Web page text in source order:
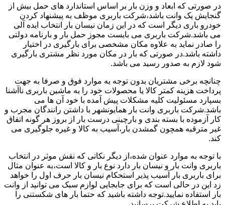
در صورتی که ابعاد و وزن بار بر اساس استاندارد های حمل بیش از
گنجایش یک وانت باشد،شرکت باربری موظف به پیشنهاد کردن
خودرو باری دیگر است که در این زمان نیسان بار انتخاب ایده آلی
می باشد.شرکت باربری می بایست مجوز حمل بار و بارنامه دولتی
را صادر نماید به علاوه مکان مشخصی برای بارگیری در اختیار
داشته باشد.در صورتی که بار در مکان مورد نظر مشتری بارگیری
شود لازم به صدور رسید می باشد.
چنانچه برخی مشتریان بدون توجه به موارد فوق و صرفا به جهت
پرداخت هزینه کمتر کالا یا محصولات خود را به ماشین باربری ناآشنا
بسپارد مسئولیت کلیه مشکلات پیش آمده با خود آن ها می
باشد.شرکت باربری وانت بار همایونشهر با داشتن رانندگان مجرب و
کار آزموده با بسته بندی و بارچینی درست بار از بروز هر گونه اتفاق
غیر مترقبه همچون گمشدن بار،آسیب به کالا و غیره جلوگیری می
کند.
با توجه به موارد عنوان شده،از دیگر نکاتی که نقش موثر در انتخاب
باربری وانت بار و نیسان بار دارد نوع بار و کالا است،به عنوان مثال
برای باربری بار آسیب پذیر استحکام نیسان بار حرف اول را خواهد
زد این در حالی است که برای جابجایی لوازم سبک می توانید از وانت
بار استفاده نمایید.توجه داشته باشید که حتما بار های شکستنی را